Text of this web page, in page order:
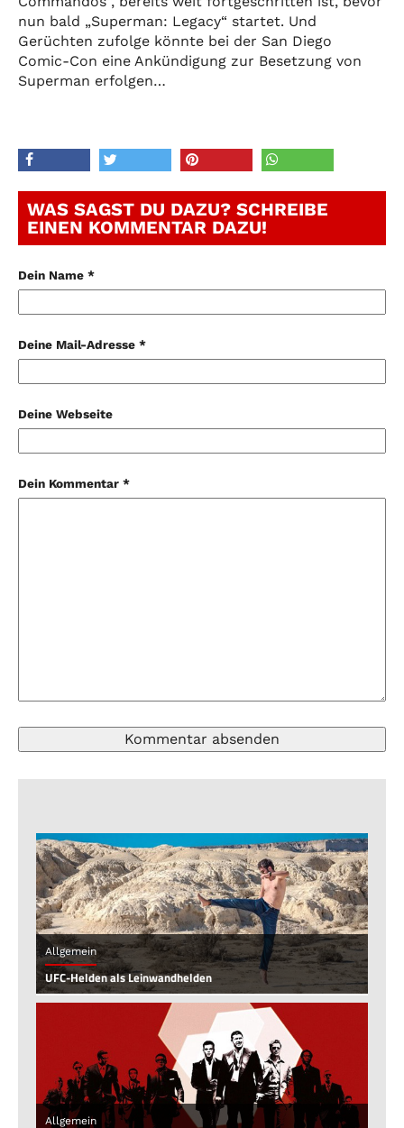
nun bald „Superman: Legacy“ startet. Und
Gerüchten zufolge könnte bei der San Diego
Comic-Con eine Ankündigung zur Besetzung von
Superman erfolgen…
WAS SAGST DU DAZU? SCHREIBE
EINEN KOMMENTAR DAZU!
Dein Name *
Deine Mail-Adresse *
Deine Webseite
Dein Kommentar *
Allgemein
UFC-Helden als Leinwandhelden
Allgemein